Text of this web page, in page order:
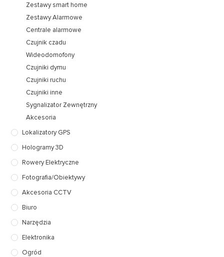
Zestawy smart home
Zestawy Alarmowe
Centrale alarmowe
Czujnik czadu
Wideodomofony
Czujniki dymu
Czujniki ruchu
Czujniki inne
Sygnalizator Zewnętrzny
Akcesoria
Lokalizatory GPS
Hologramy 3D
Rowery Elektryczne
Fotografia/Obiektywy
Akcesoria CCTV
Biuro
Narzędzia
Elektronika
Ogród